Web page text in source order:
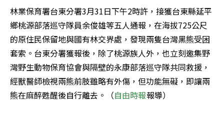
林業保育署台東分署3月31日下午2時許，接獲台東縣延平
鄉桃源部落巡守隊員余俊雄等五人通報，在海拔725公尺
的原住民保留地與國有林交界處，發現兩隻台灣黑熊受困
套索。台東分署獲報後，除了桃源族人外，也立刻邀集野
灣野生動物保育協會與隔壁的永康部落巡守隊共同救援，
經獸醫師檢視兩熊前肢雖略有外傷，但功能無礙，即讓兩
熊在麻醉甦醒後自行離去。（自由時報報導）